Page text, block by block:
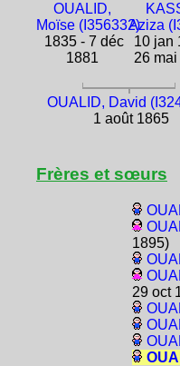
OUALID,
Moïse (I356332)
1835 - 7 déc
1881
Aziza
10 jan
26
OUALID, David
1 août 1865
Frères et sœurs
1895)
29 oct